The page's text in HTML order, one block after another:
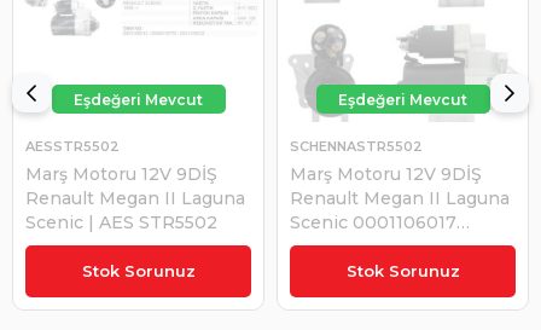
Stok Sorunuz
Marş Motoru 12V 9DİŞ
Renault Megan II Laguna
Scenic | AES STR5502
AESSTR5502
₺4.494,26 Stok Sorunuz
Marş Motoru 12V 9DİŞ
Renault Megan II Laguna
Scenic 0001106017
WAİ31235N STR31235N |
SCHENNA STR5502
SCHENNASTR5502
₺4.665,63